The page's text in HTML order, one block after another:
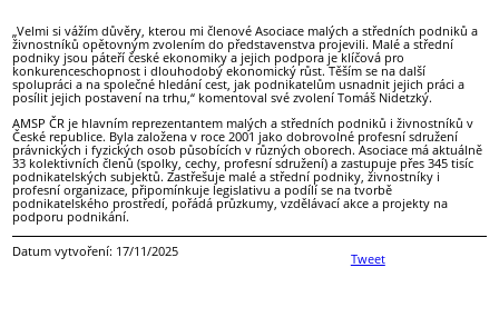
„Velmi si vážím důvěry, kterou mi členové Asociace malých a středních podniků a
živnostníků opětovným zvolením do představenstva projevili. Malé a střední
podniky jsou páteří české ekonomiky a jejich podpora je klíčová pro
konkurenceschopnost i dlouhodobý ekonomický růst. Těším se na další
spolupráci a na společné hledání cest, jak podnikatelům usnadnit jejich práci a
posílit jejich postavení na trhu,“ komentoval své zvolení Tomáš Nidetzký.
AMSP ČR je hlavním reprezentantem malých a středních podniků i živnostníků v
České republice. Byla založena v roce 2001 jako dobrovolné profesní sdružení
právnických i fyzických osob působících v různých oborech. Asociace má aktuálně
33 kolektivních členů (spolky, cechy, profesní sdružení) a zastupuje přes 345 tisíc
podnikatelských subjektů. Zastřešuje malé a střední podniky, živnostníky i
profesní organizace, připomínkuje legislativu a podílí se na tvorbě
podnikatelského prostředí, pořádá průzkumy, vzdělávací akce a projekty na
podporu podnikání.
Tweet
Datum vytvoření: 17/11/2025